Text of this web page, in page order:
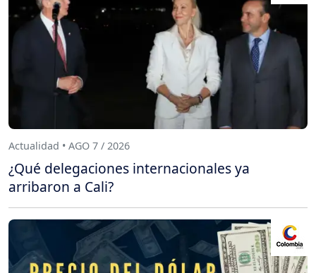
Actualidad • AGO 7 / 2026
¿Qué delegaciones internacionales ya
arribaron a Cali?